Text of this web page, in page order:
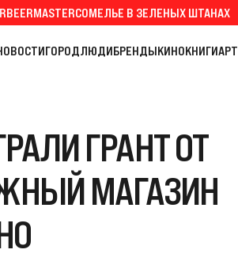
BEERMASTERСОМЕЛЬЕ В ЗЕЛЕНЫХ ШТАНАХ
ГОРОДЛЮДИБРЕНДЫКИНОКНИГИАРТ
ГРАНТ ОТ
МАГАЗИН